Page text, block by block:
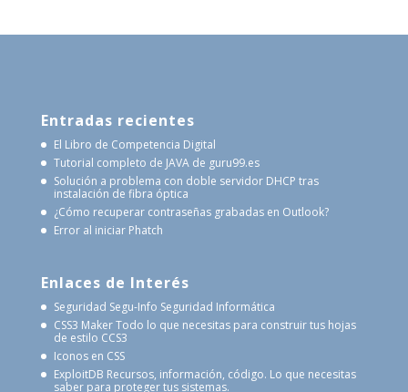
Entradas recientes
El Libro de Competencia Digital
Tutorial completo de JAVA de guru99.es
Solución a problema con doble servidor DHCP tras
instalación de fibra óptica
¿Cómo recuperar contraseñas grabadas en Outlook?
Error al iniciar Phatch
Enlaces de Interés
Seguridad Segu-Info Seguridad Informática
CSS3 MakerTodo lo que necesitas para construir tus hojas
de estilo CCS3
Iconos en CSS
ExploitDB Recursos, información, código. Lo que necesitas
saber para proteger tus sistemas.